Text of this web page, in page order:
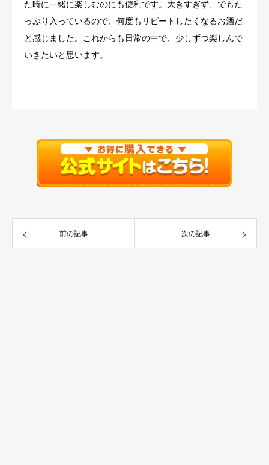
た時に一緒に楽しむのにも便利です。大きすぎず、でもた
っぷり入っているので、何度もリピートしたくなるお酒だ
と感じました。これからも日常の中で、少しずつ楽しんで
いきたいと思います。
前の記事 次の記事